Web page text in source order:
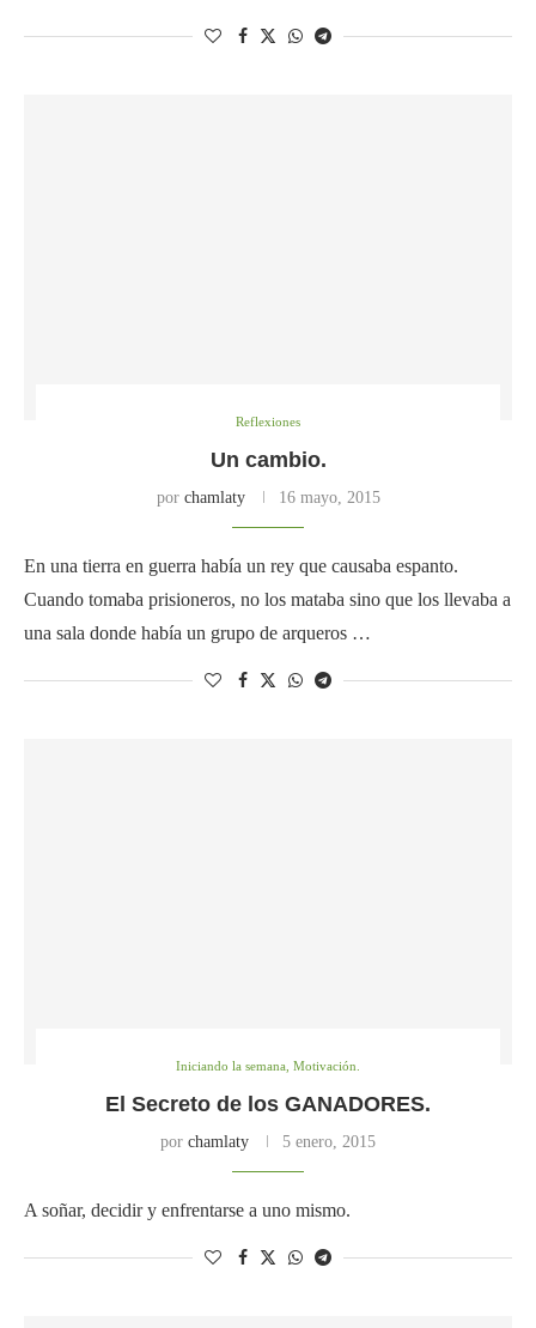
Reflexiones
Un cambio.
por chamlaty 16 mayo, 2015
En una tierra en guerra había un rey que causaba espanto.
Cuando tomaba prisioneros, no los mataba sino que los llevaba a
una sala donde había un grupo de arqueros …
Iniciando la semana, Motivación.
El Secreto de los GANADORES.
por chamlaty 5 enero, 2015
A soñar, decidir y enfrentarse a uno mismo.